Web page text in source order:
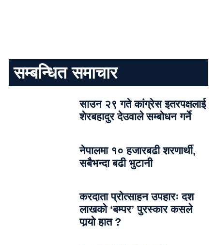
सम्बन्धित समाचार
साउन २९ गते कांग्रेस इतरपक्षलाई
शेरबहादुर देउवाले सम्बोधन गर्ने
नेपालमा १० हजारबढी शरणार्थी,
सबैभन्दा बढी भुटानी
करदाता प्रोत्साहन उपहारः दश
लाखको ‘बम्पर’ पुरस्कार कसले
पार्‍याे हात ?